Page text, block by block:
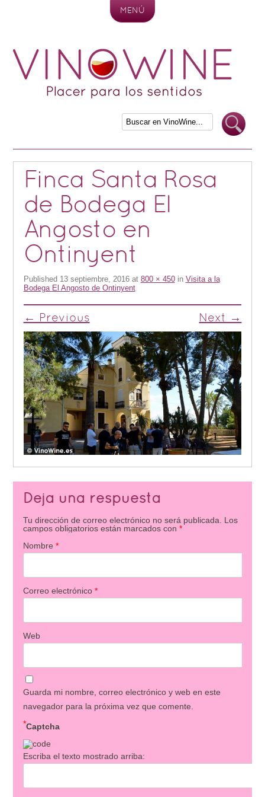
MENÚ
Finca Santa Rosa
de Bodega El
Angosto en
Ontinyent
Published 13 septiembre, 2016at 800 × 450in Visita a la
Bodega El Angosto de Ontinyent
← Previous Next →
Deja una respuesta
Tu dirección de correo electrónico no será publicada.
Los
campos obligatorios están marcados con *
Nombre *
Correo electrónico *
Web
Guarda mi nombre, correo electrónico y web en este
navegador para la próxima vez que comente.
Captcha
*
Escriba el texto mostrado arriba: